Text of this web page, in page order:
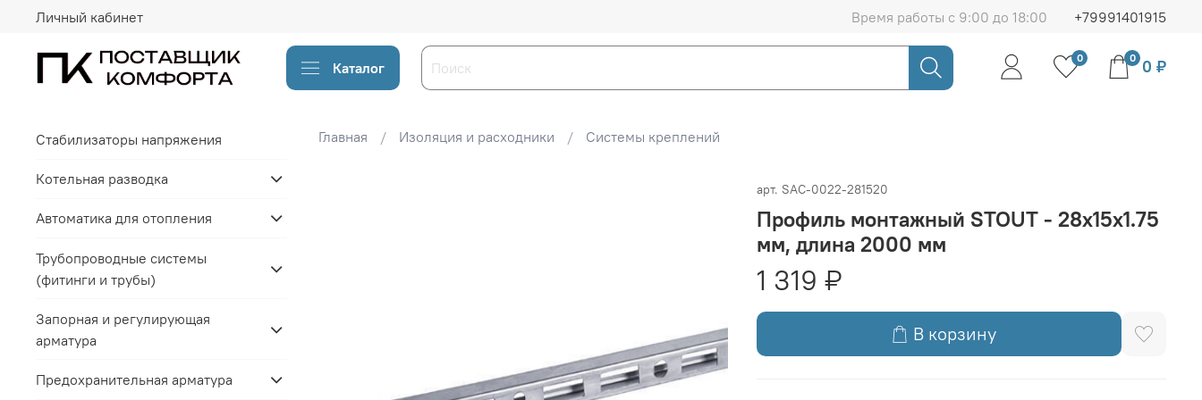
Личный кабинет Время работы с 9:00 до 18:00 +79991401915
Каталог
0 0 0 ₽
Главная Изоляция и расходники Системы креплений
арт. SAC-0022-281520
Профиль монтажный STOUT - 28x15x1.75
мм, длина 2000 мм
1 319 ₽
В корзину
Стабилизаторы напряжения
Котельная разводка
Автоматика для отопления
Трубопроводные системы
(фитинги и трубы)
Запорная и регулирующая
арматура
Предохранительная арматура